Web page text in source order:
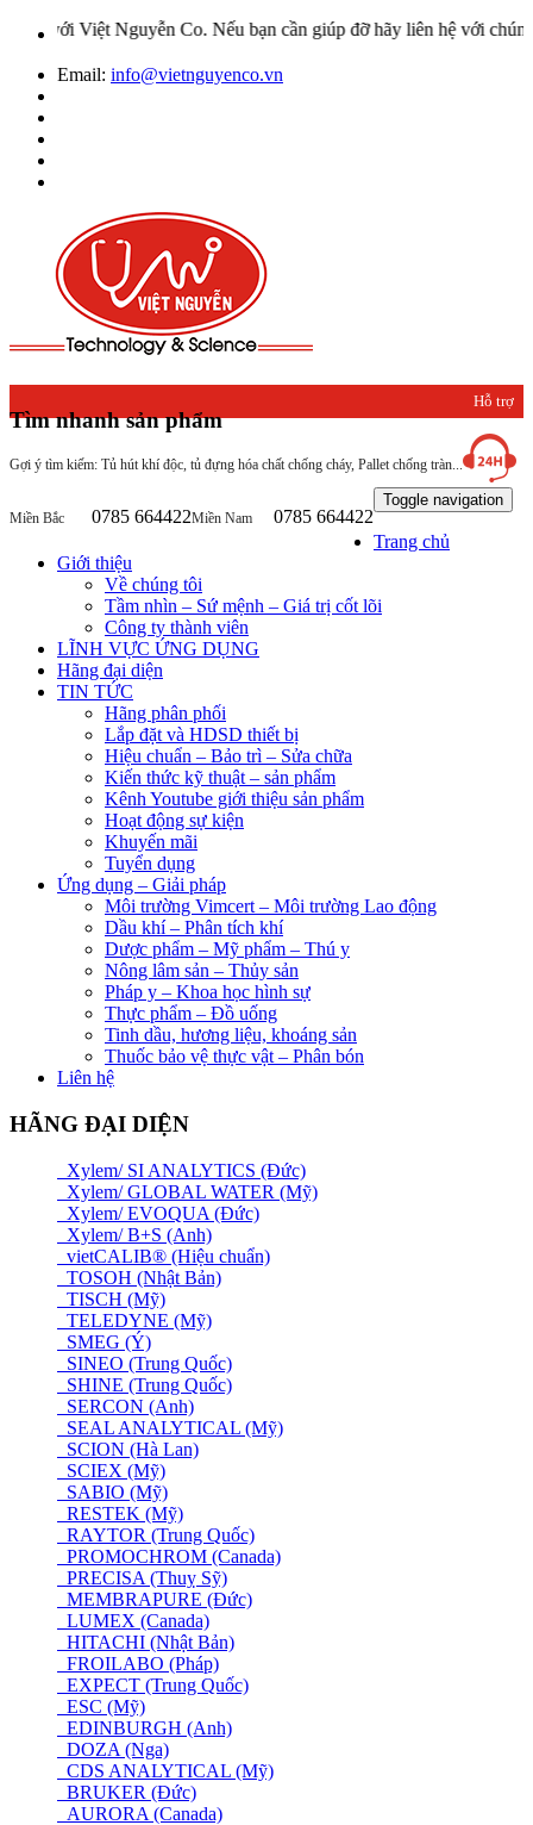
Việt Nguyễn Co. Nếu bạn cần giúp đỡ hãy liên hệ với chúng tôi qua
Email: info@vietnguyenco.vn
Tìm nhanh sản phẩm
Gợi ý tìm kiếm: Tủ hút khí độc, tủ đựng hóa chất chống cháy, Pallet chống tràn...
Hỗ trợ
khách
hàng
Miền Bắc 0785 664422Miền Nam 0785 664422
Toggle navigation
Trang chủ
Giới thiệu
Về chúng tôi
Tầm nhìn – Sứ mệnh – Giá trị cốt lõi
Công ty thành viên
LĨNH VỰC ỨNG DỤNG
Hãng đại diện
TIN TỨC
Hãng phân phối
Lắp đặt và HDSD thiết bị
Hiệu chuẩn – Bảo trì – Sửa chữa
Kiến thức kỹ thuật – sản phẩm
Kênh Youtube giới thiệu sản phẩm
Hoạt động sự kiện
Khuyến mãi
Tuyển dụng
Ứng dụng – Giải pháp
Môi trường Vimcert – Môi trường Lao động
Dầu khí – Phân tích khí
Dược phẩm – Mỹ phẩm – Thú y
Nông lâm sản – Thủy sản
Pháp y – Khoa học hình sự
Thực phẩm – Đồ uống
Tinh dầu, hương liệu, khoáng sản
Thuốc bảo vệ thực vật – Phân bón
Liên hệ
HÃNG ĐẠI DIỆN
Xylem/ SI ANALYTICS (Đức)
Xylem/ GLOBAL WATER (Mỹ)
Xylem/ EVOQUA (Đức)
Xylem/ B+S (Anh)
vietCALIB® (Hiệu chuẩn)
TOSOH (Nhật Bản)
TISCH (Mỹ)
TELEDYNE (Mỹ)
SMEG (Ý)
SINEO (Trung Quốc)
SHINE (Trung Quốc)
SERCON (Anh)
SEAL ANALYTICAL (Mỹ)
SCION (Hà Lan)
SCIEX (Mỹ)
SABIO (Mỹ)
RESTEK (Mỹ)
RAYTOR (Trung Quốc)
PROMOCHROM (Canada)
PRECISA (Thuỵ Sỹ)
MEMBRAPURE (Đức)
LUMEX (Canada)
HITACHI (Nhật Bản)
FROILABO (Pháp)
EXPECT (Trung Quốc)
ESC (Mỹ)
EDINBURGH (Anh)
DOZA (Nga)
CDS ANALYTICAL (Mỹ)
BRUKER (Đức)
AURORA (Canada)